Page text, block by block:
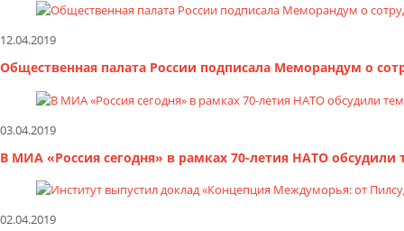
12.04.2019
Общественная палата России подписала Меморандум о
03.04.2019
В МИА «Россия сегодня» в рамках 70-летия НАТО
02.04.2019